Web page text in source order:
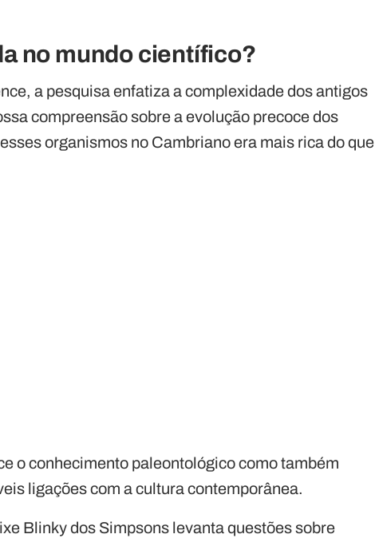
no mundo científico?
a pesquisa enfatiza a complexidade dos antigos
compreensão sobre a evolução precoce dos
organismos no Cambriano era mais rica do que
o conhecimento paleontológico como também
ligações com a cultura contemporânea.
Blinky dos Simpsons levanta questões sobre